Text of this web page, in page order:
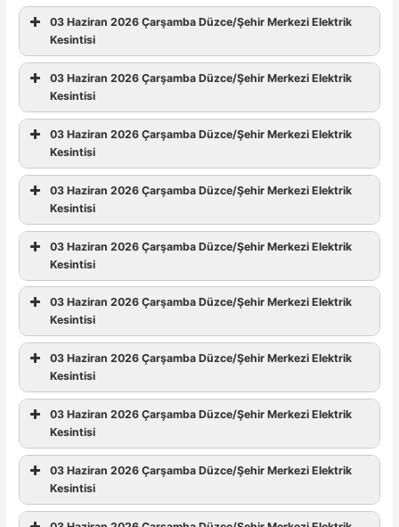
03 Haziran 2026 Çarşamba Düzce/Şehir Merkezi Elektrik
Kesintisi
03 Haziran 2026 Çarşamba Düzce/Şehir Merkezi Elektrik
Kesintisi
03 Haziran 2026 Çarşamba Düzce/Şehir Merkezi Elektrik
Kesintisi
03 Haziran 2026 Çarşamba Düzce/Şehir Merkezi Elektrik
Kesintisi
03 Haziran 2026 Çarşamba Düzce/Şehir Merkezi Elektrik
Kesintisi
03 Haziran 2026 Çarşamba Düzce/Şehir Merkezi Elektrik
Kesintisi
03 Haziran 2026 Çarşamba Düzce/Şehir Merkezi Elektrik
Kesintisi
03 Haziran 2026 Çarşamba Düzce/Şehir Merkezi Elektrik
Kesintisi
03 Haziran 2026 Çarşamba Düzce/Şehir Merkezi Elektrik
Kesintisi